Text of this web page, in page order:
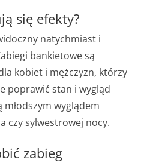
się efekty?
natychmiast i
bankietowe są
kobiet i mężczyzn, którzy
poprawić stan i wygląd
wyglądem
czy sylwestrowej nocy.
zabieg